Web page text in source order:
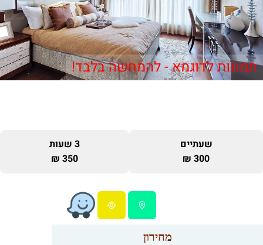
תמונות לדוגמא - להמחשה בלבד!
שעתיים
300 ₪
3 שעות
350 ₪
מחירון